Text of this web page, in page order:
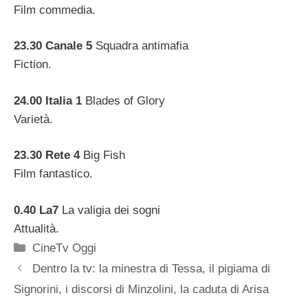
Film commedia.
23.30 Canale 5 Squadra antimafia
Fiction.
24.00 Italia 1 Blades of Glory
Varietà.
23.30 Rete 4Big Fish
Film fantastico.
0.40 La7 La valigia dei sogni
Attualità.
Categorie
CineTv Oggi
Dentro la tv: la minestra di Tessa, il pigiama di
Signorini, i discorsi di Minzolini, la caduta di Arisa